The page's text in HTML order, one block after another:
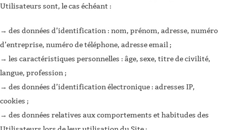
Utilisateurs sont, le cas échéant :
des données d’identification : nom, prénom, adresse, numéro
d’entreprise, numéro de téléphone, adresse email ;
les caractéristiques personnelles : âge, sexe, titre de civilité,
langue, profession ;
des données d’identification électronique : adresses IP,
cookies ;
des données relatives aux comportements et habitudes des